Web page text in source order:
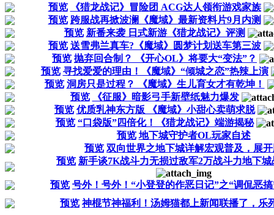
预览
《猎龙战记》冒险团 ACG达人领衔游戏家族
预览 跨服战再掀波澜《魔域》最新资料片9月内测
预览 新番来袭 日式新游《猎龙战记》评测
预览 送雪弗兰真车?《魔域》圆梦计划送车第三波
预览 抛弃回合制？ 《开心OL》将要大“变法”？
预览 寻找爱爱的理由！《魔域》“倾城之恋”热辣上演
预览 洞房只是过程？ 《魔域》生儿育女才有乾坤！
预览
《征服》暗影弓手新壁纸魅力爆发
预览 优质乳神东方版 《魔域》小甜心卖萌求脱
预览 “口袋版”四倍化！《猎龙战记》端游揭秘
预览 地下城守护者OL玩家自述
预览 双向世界之地下城详解宏观普及，展
预览 新手谈7K战斗力无损过敌军2万战斗力地下
预览 号外！号外！“小登登的作恶日记”之“调侃恶
预览 神棍节神福利！汤姆猫都上新闻联播了，乐